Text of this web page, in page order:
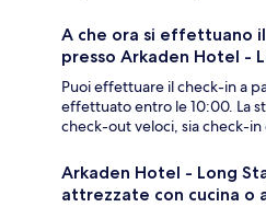
A che ora si effettuano
presso Arkaden Hotel -
Puoi effettuare il check-in a
effettuato entro le 10:00. La
check-out veloci, sia check-
Arkaden Hotel - Long
attrezzate con cucina o